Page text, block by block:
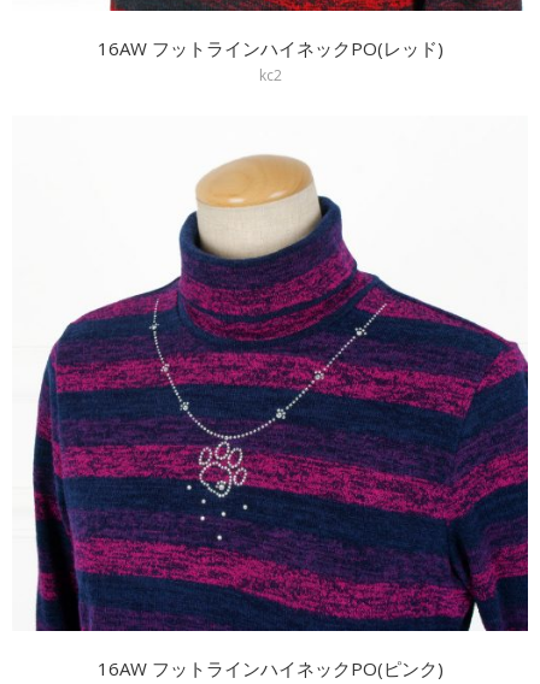
16AW フットラインハイネックPO(レッド)
kc2
16AW フットラインハイネックPO(ピンク)